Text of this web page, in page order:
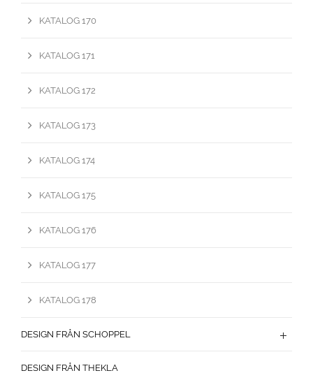
KATALOG 170
KATALOG 171
KATALOG 172
KATALOG 173
KATALOG 174
KATALOG 175
KATALOG 176
KATALOG 177
KATALOG 178
DESIGN FRÅN SCHOPPEL
DESIGN FRÅN THEKLA